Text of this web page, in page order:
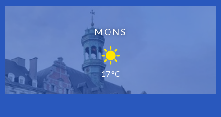
MONS
17 °C